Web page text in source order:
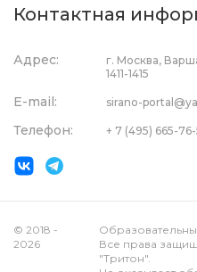
Контактная
Адрес:
г. Москва,
1411-1415
E-mail: sirano-
Телефон: + 7 (495) 665-
© 2018 -
2026
Все права
"Тритон".